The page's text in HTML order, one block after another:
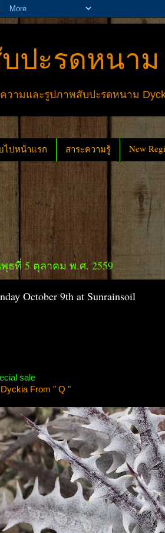
ปะรดหนา
วามและรูปภาพสับปะรดหนาม
ไปหน้าแรก สาระความรู้ New
ธที่ 5 ตุลาคม พ.ศ. 2559
October 9th at Sunrainsoil
sale
Dyckia From " Q "